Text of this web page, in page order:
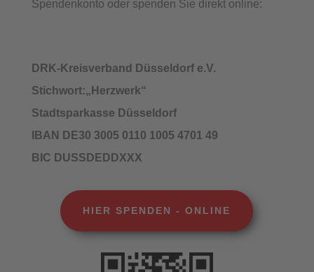
Spendenkonto oder spenden Sie direkt online:
DRK-Kreisverband Düsseldorf e.V.
Stichwort:„Herzwerk“
Stadtsparkasse Düsseldorf
IBAN DE30 3005 0110 1005 4701 49
BIC DUSSDEDDXXX
HIER SPENDEN - ONLINE